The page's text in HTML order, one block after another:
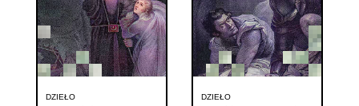
DZIEŁO DZIEŁO